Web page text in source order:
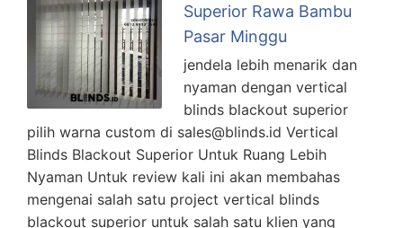
Superior Rawa Bambu
Pasar Minggu
jendela lebih menarik dan
nyaman dengan vertical
blinds blackout superior
pilih warna custom di sales@blinds.id Vertical
Blinds Blackout Superior Untuk Ruang Lebih
Nyaman Untuk review kali ini akan membahas
mengenai salah satu project vertical blinds
blackout superior untuk salah satu klien yang